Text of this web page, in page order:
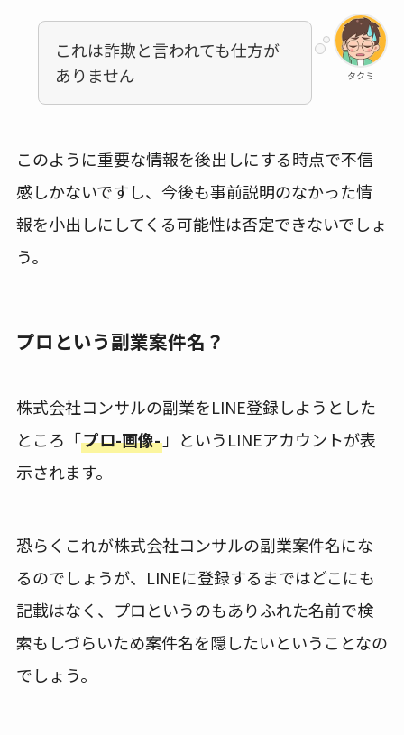
タクミ
これは詐欺と言われても仕方が
ありません
このように重要な情報を後出しにする時点で不信
感しかないですし、今後も事前説明のなかった情
報を小出しにしてくる可能性は否定できないでしょ
う。
プロという副業案件名？
株式会社コンサルの副業をLINE登録しようとした
ところ「プロ-画像-」というLINEアカウントが表
示されます。
恐らくこれが株式会社コンサルの副業案件名にな
るのでしょうが、LINEに登録するまではどこにも
記載はなく、プロというのもありふれた名前で検
索もしづらいため案件名を隠したいということなの
でしょう。